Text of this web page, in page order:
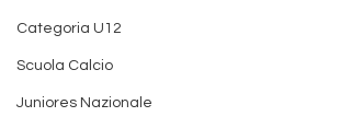
Categoria U12
Scuola Calcio
Juniores Nazionale